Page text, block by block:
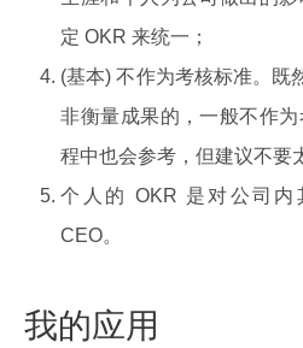
定 OKR 来统一；
(基本) 不作为考核标准。既
非衡量成果的，一般不作
程中也会参考，但建议不要
个人的 OKR 是对公司
CEO。
我的应用